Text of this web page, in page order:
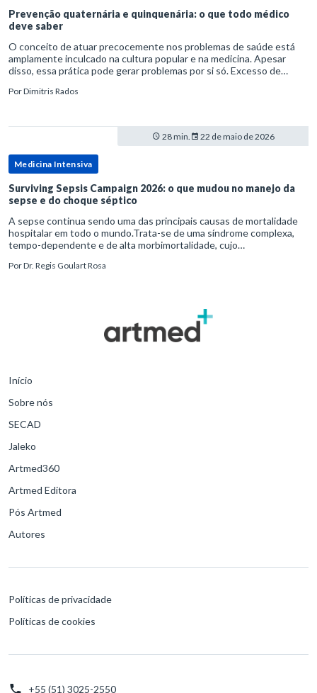
Prevenção quaternária e quinquenária: o que todo médico
deve saber
O conceito de atuar precocemente nos problemas de saúde está
amplamente inculcado na cultura popular e na medicina. Apesar
disso, essa prática pode gerar problemas por si só. Excesso de
PorDimitris Rados
28 min. 22 de maio de 2026
Medicina Intensiva
Surviving Sepsis Campaign 2026: o que mudou no manejo da
sepse e do choque séptico
A sepse continua sendo uma das principais causas de mortalidade
hospitalar em todo o mundo.Trata-se de uma síndrome complexa,
tempo-dependente e de alta morbimortalidade, cujo
para o desfe
PorDr. Regis Goulart Rosa
Início
Sobre nós
SECAD
Jaleko
Artmed360
Artmed Editora
Pós Artmed
Autores
Políticas de privacidade
Políticas de cookies
+55 (51) 3025-2550